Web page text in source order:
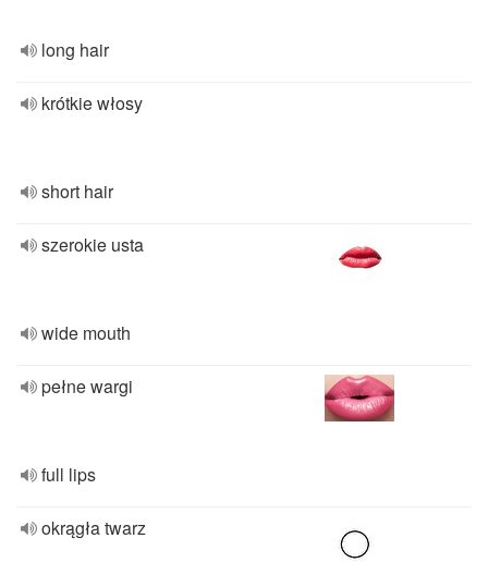
long hair
krótkie włosy
short hair
szerokie usta
wide mouth
pełne wargi
full lips
okrągła twarz